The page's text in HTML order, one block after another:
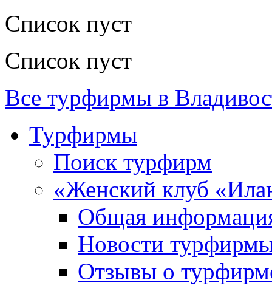
Список пуст
Список пуст
Все турфирмы в
Турфирмы
Поиск турфирм
«Женский клуб
Общая
Новости
Отзывы о